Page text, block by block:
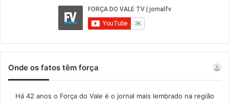
Onde os fatos têm força
Há 42 anos o Força do Vale é o jornal mais lembrado na região